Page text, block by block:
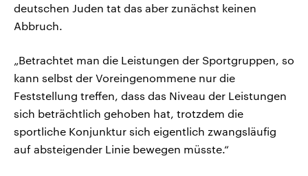
deutschen Juden tat das aber zunächst keinen
Abbruch.
„Betrachtet man die Leistungen der Sportgruppen, so
kann selbst der Voreingenommene nur die
Feststellung treffen, dass das Niveau der Leistungen
sich beträchtlich gehoben hat, trotzdem die
sportliche Konjunktur sich eigentlich zwangsläufig
auf absteigender Linie bewegen müsste.“